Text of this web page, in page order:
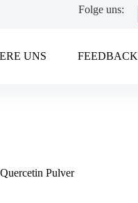
Folge uns:
UNS FEEDBACK
Pulver